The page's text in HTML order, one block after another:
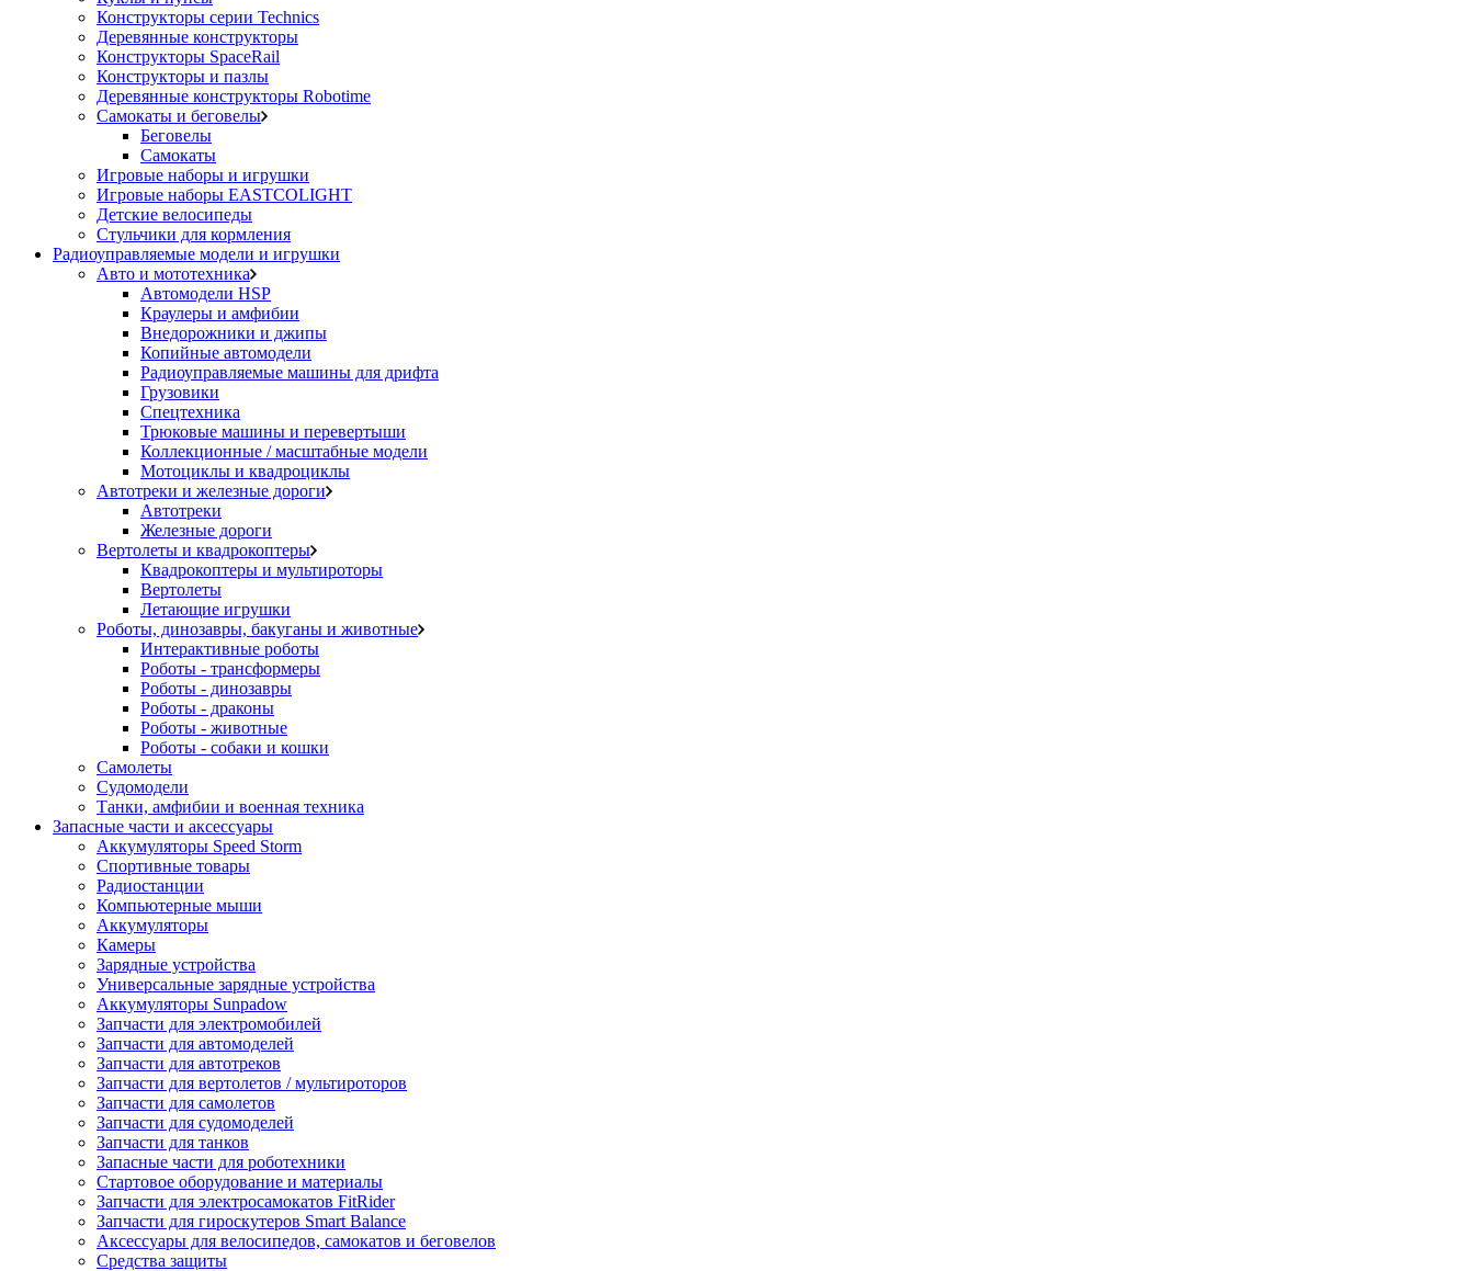
Конструкторы серии Technics
Деревянные конструкторы
Конструкторы SpaceRail
Конструкторы и пазлы
Деревянные конструкторы Robotime
Самокаты и беговелы
Беговелы
Самокаты
Игровые наборы и игрушки
Игровые наборы EASTCOLIGHT
Детские велосипеды
Стульчики для кормления
Радиоуправляемые модели и игрушки
Авто и мототехника
Автомодели HSP
Краулеры и амфибии
Внедорожники и джипы
Копийные автомодели
Радиоуправляемые машины для дрифта
Грузовики
Спецтехника
Трюковые машины и перевертыши
Коллекционные / масштабные модели
Мотоциклы и квадроциклы
Автотреки и железные дороги
Автотреки
Железные дороги
Вертолеты и квадрокоптеры
Квадрокоптеры и мультироторы
Вертолеты
Летающие игрушки
Роботы, динозавры, бакуганы и животные
Интерактивные роботы
Роботы - трансформеры
Роботы - динозавры
Роботы - драконы
Роботы - животные
Роботы - собаки и кошки
Самолеты
Судомодели
Танки, амфибии и военная техника
Запасные части и аксессуары
Аккумуляторы Speed Storm
Спортивные товары
Радиостанции
Компьютерные мыши
Аккумуляторы
Камеры
Зарядные устройства
Универсальные зарядные устройства
Аккумуляторы Sunpadow
Запчасти для электромобилей
Запчасти для автомоделей
Запчасти для автотреков
Запчасти для вертолетов / мультироторов
Запчасти для самолетов
Запчасти для судомоделей
Запчасти для танков
Запасные части для роботехники
Стартовое оборудование и материалы
Запчасти для электросамокатов FitRider
Запчасти для гироскутеров Smart Balance
Аксессуары для велосипедов, самокатов и беговелов
Средства защиты